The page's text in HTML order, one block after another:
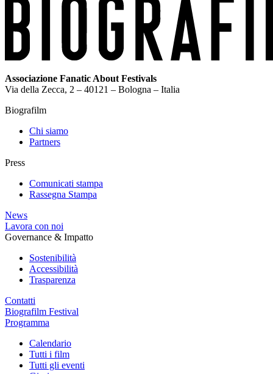
Associazione Fanatic About Festivals
Via della Zecca, 2 – 40121 – Bologna – Italia
Biografilm
Chi siamo
Partners
Press
Comunicati stampa
Rassegna Stampa
News
Lavora con noi
Governance & Impatto
Sostenibilità
Accessibilità
Trasparenza
Contatti
Biografilm Festival
Programma
Calendario
Tutti i film
Tutti gli eventi